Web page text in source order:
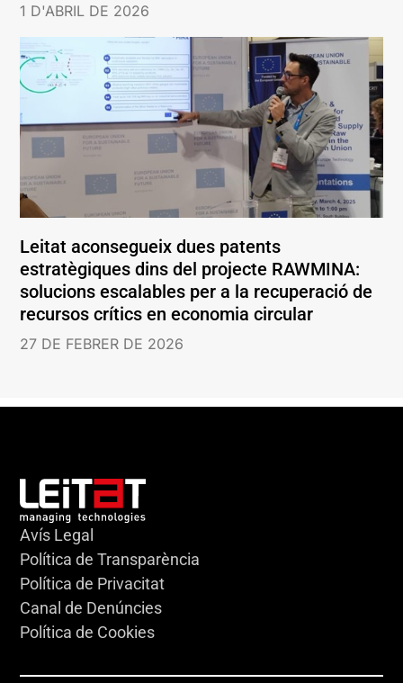
1 D'ABRIL DE 2026
Leitat aconsegueix dues patents
estratègiques dins del projecte RAWMINA:
solucions escalables per a la recuperació de
recursos crítics en economia circular
27 DE FEBRER DE 2026
Avís Legal
Política de Transparència
Política de Privacitat
Canal de Denúncies
Política de Cookies